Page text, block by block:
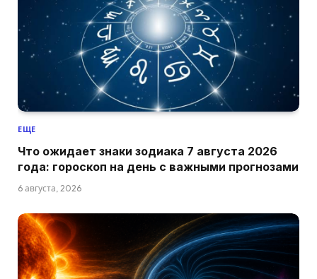
ЕЩЕ
Что ожидает знаки зодиака 7 августа 2026
года: гороскоп на день с важными прогнозами
6 августа, 2026